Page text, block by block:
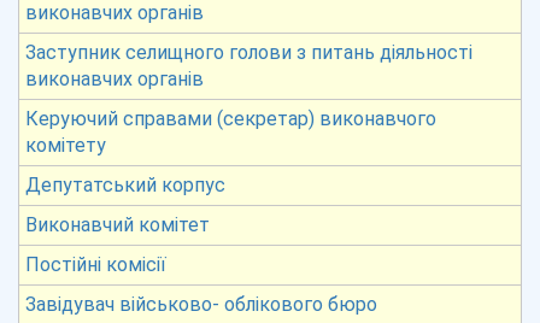
виконавчих органів
Заступник селищного голови з питань діяльності
виконавчих органів
Керуючий справами (секретар) виконавчого
комітету
Депутатський корпус
Виконавчий комітет
Постійні комісії
Завідувач військово- облікового бюро